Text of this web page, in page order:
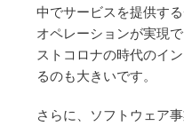
中でサービスを提供す
オペレーションが実現
ストコロナの時代のイ
るのも大きいです。
さらに、ソフトウェア